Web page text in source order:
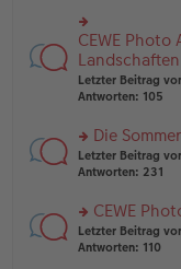
g
e
n
er
B
ei
tr
g
u
n
g
el
es
e
er
B
ei
tr
g
rs
te
r
u
n
el
es
e
B
ei
tr
CEWE
Landschaften
Letzter Beitrag
Antworten: 105
rs
te
n
g
el
Die
Letzter Beitrag
Antworten: 231
rs
te
CEWE
Letzter Beitrag
Antworten: 110